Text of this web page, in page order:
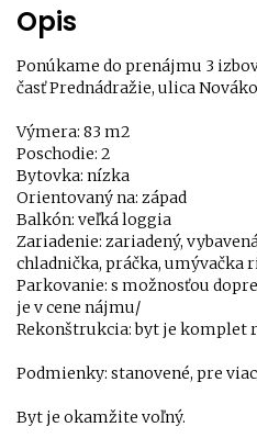
Opis
Ponúkame do prenájmu 3
časť Prednádražie, ulica
Výmera: 83 m2
Poschodie: 2
Bytovka: nízka
Orientovaný na: západ
Balkón: veľká loggia
Zariadenie: zariadený,
chladnička, práčka, umývačka
Parkovanie: s možnosťou
je v cene nájmu/
Rekonštrukcia: byt je komplet
Podmienky: stanovené, pre
Byt je okamžite voľný.